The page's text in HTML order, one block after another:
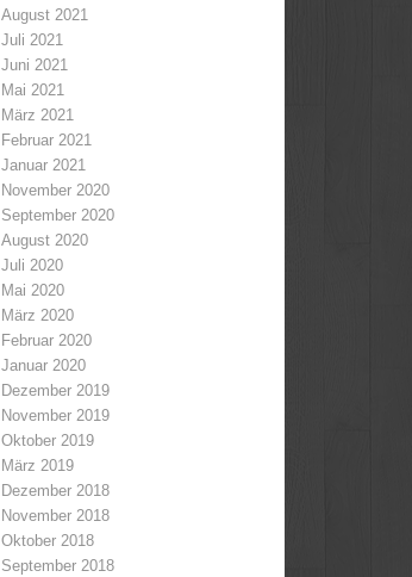
August 2021
Juli 2021
Juni 2021
Mai 2021
März 2021
Februar 2021
Januar 2021
November 2020
September 2020
August 2020
Juli 2020
Mai 2020
März 2020
Februar 2020
Januar 2020
Dezember 2019
November 2019
Oktober 2019
März 2019
Dezember 2018
November 2018
Oktober 2018
September 2018